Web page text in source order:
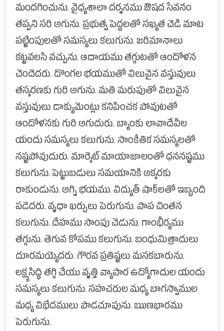
మందగించును. వైధ్యశాలా దర్శనము ఔషద సేవనం
తప్పని సరి అగును. ప్రభుత్వ పెద్దలతో సఖ్యత చెడి మాట
పట్టింపులతో సమస్యలు కలుగును. జరిమానాలు
కట్టవలసి వచ్చును. ఆదాయము తగ్గుటతో ఆందోళన
చెందెదరు. దొంగల భయముతో విలువైన వస్తువులు
తస్కరణకు గురి అగును. మతి మరుపుతో విలువైన
వస్తువులు డాక్యుమెంట్లు కనిపించక పోవుటతో
ఆందోళనకు గురి అగుదురు. బ్యాంకు లావాదేవీల
యందు సమస్యలు కలుగును. సాంకేతిక సమస్యలతో
నష్టపోవుదురు. మార్కెట్ మాయాజాలంతో ధననష్టము
కలుగును. పెట్టుబడులు సమయానికి అక్కరకు
రాకుండును. అగ్ని భయము. విద్యుత్ షాక్‌లతో ఇబ్బంది
పడెదరు. వృధా ఖర్చులు పెరుగును. పాప చింతన
కలుగును. దేహము సొంపు చెడును. గాంభీర్యము
తగ్గును. తెగువ కోపము కలుగును. బంధుమిత్రాదులు
దూరమయ్యెదరు. గౌరవ ప్రతిష్టలు మసకబారును.
లక్ష్యసిద్ధి తగ్గి చేయు వృత్తి వ్యాపార ఉద్యోగాదుల యందు
సమస్యలు కలుగును. సహచరుల మధ్య బాగస్వాముల
మధ్య విభేదములు పొడచూపును. ఋణభారము
పెరుగును.